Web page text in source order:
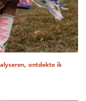
ontdekte ik